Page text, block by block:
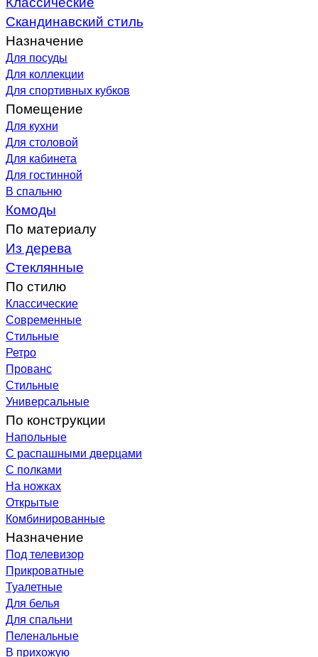
Скандинавский стиль
Назначение
Для посуды
Для коллекции
Для спортивных кубков
Помещение
Для кухни
Для столовой
Для кабинета
Для гостинной
В спальню
Комоды
По материалу
Из дерева
Стеклянные
По стилю
Классические
Современные
Стильные
Ретро
Прованс
Стильные
Универсальные
По конструкции
Напольные
С распашными дверцами
С полками
На ножках
Открытые
Комбинированные
Назначение
Под телевизор
Прикроватные
Туалетные
Для белья
Для спальни
Пеленальные
В прихожую